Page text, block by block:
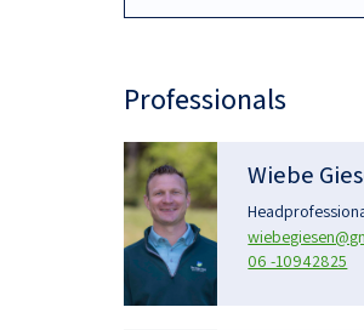
Professionals
Wiebe
06 -10942825